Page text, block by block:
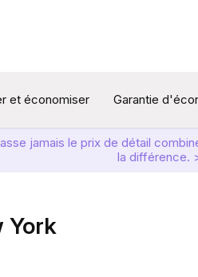
et économiser Garantie
jamais le prix de détail
la différence.
York